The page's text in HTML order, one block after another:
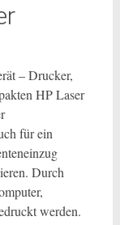
– Drucker,
HP Laser
für ein
Durch
werden.